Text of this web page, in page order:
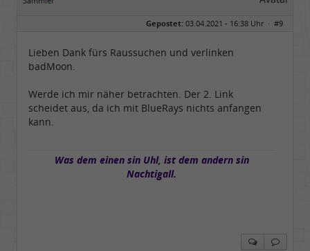
Gepostet: 03.04.2021 - 16:38 Uhr · #9
Lieben Dank fürs Raussuchen und verlinken
badMoon.
Werde ich mir näher betrachten. Der 2. Link
scheidet aus, da ich mit BlueRays nichts anfangen
kann.
Was dem einen sin Uhl, ist dem andern sin
Nachtigall.